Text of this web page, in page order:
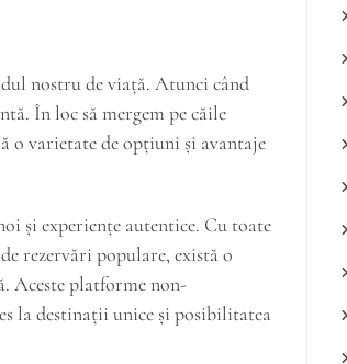
nostru de viață. Atunci când
În loc să mergem pe căile
o varietate de opțiuni și avantaje
și experiențe autentice. Cu toate
rezervări populare, există o
Aceste platforme non-
la destinații unice și posibilitatea